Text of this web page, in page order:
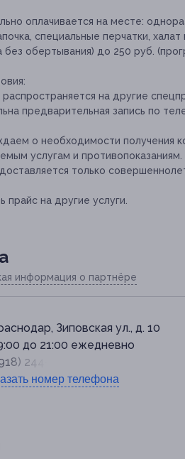
оплачивается на месте:
специальные перчатки,
без обертывания) до 250 руб.
на другие
предварительная запись по
о необходимости получения
услугам и противопоказаниям.
только
прайс на другие услуги.
информация о партнёре
Зиповская ул., д. 10
до 21:00 ежедневно
244-94-69
номер телефона